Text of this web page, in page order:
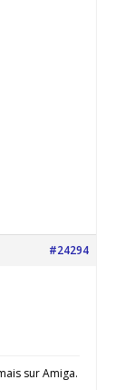
#24294
sur Amiga.